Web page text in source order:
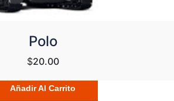
Polo
$20.00
Añadir Al Carrito